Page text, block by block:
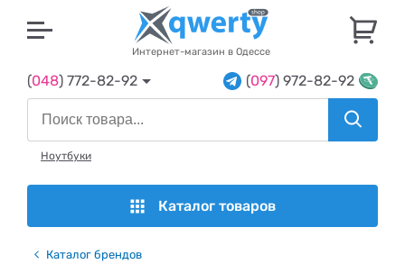
Интернет-магазин в Одессе
(048) 772-82-92 (097) 972-82-92
Ноутбуки
Каталог товаров
Каталог брендов